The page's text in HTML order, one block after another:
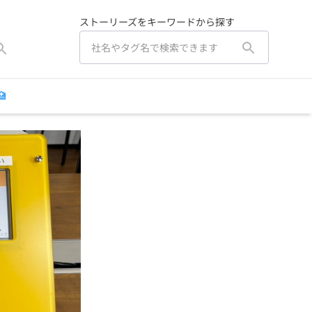
ストーリーズをキーワードから探す